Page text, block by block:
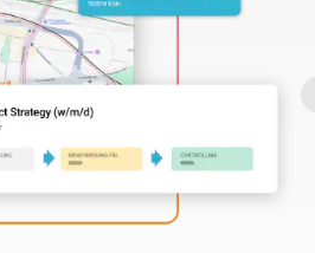
Perbility
Offene
Stellen
Compliance
Kontakt
Theme-